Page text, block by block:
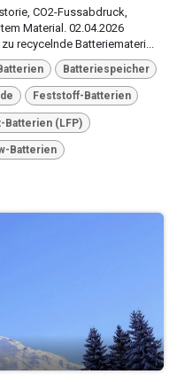
CO2-Fussabdruck,
Material. 02.04.2026
recycelnde Batteriemateri...
Batteriespeicher
Feststoff-Batterien
Batterien (LFP)
Batterien